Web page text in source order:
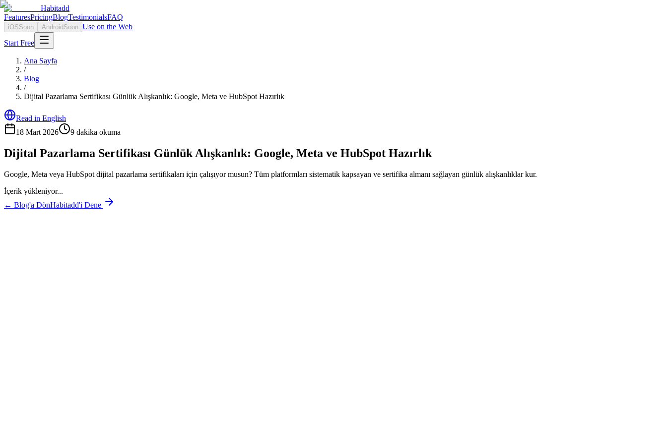
Habitadd
FeaturesPricingBlogTestimonialsFAQ
iOSSoon Android Soon Use on the Web
Start Free
Ana Sayfa
/
Blog
/
Dijital Pazarlama Sertifikası Günlük Alışkanlık: Google, Meta ve HubSpot Hazırlık
Read in English
18 Mart 2026
9 dakika okuma
Dijital Pazarlama Sertifikası Günlük Alışkanlık: Google, Meta ve HubSpot Hazırlık
Google, Meta veya HubSpot dijital pazarlama sertifikaları için çalışıyor musun? Tüm platformları sistematik kapsayan ve sertifika almanı sağlayan günlük alışkanlıklar kur.
İçerik yükleniyor...
← Blog'a DönHabitadd'i Dene